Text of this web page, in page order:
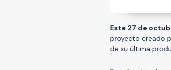
Este 27 de
proyecto creado
de su última